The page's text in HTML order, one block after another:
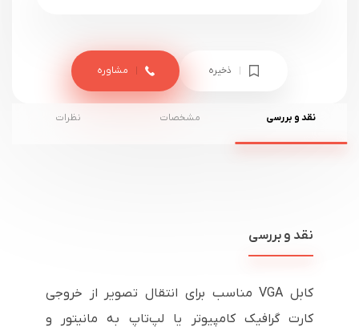
ذخیره مشاوره
نقد و بررسی مشخصات نظرات
نقد و بررسی
کابل VGA مناسب برای انتقال تصویر از خروجی
کارت گرافیک کامپیوتر یا لپ‌تاپ به مانیتور و